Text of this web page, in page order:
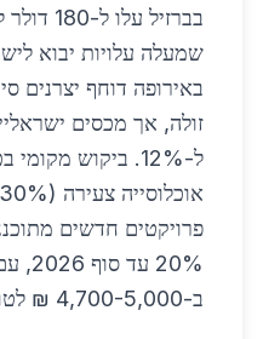
שמעלה עלויות יבוא
באירופה דוחף יצרנים
ל-12%. ביקוש
פרויקטים חדשים
20%
ב-4,700-5,000 ₪ לטון.